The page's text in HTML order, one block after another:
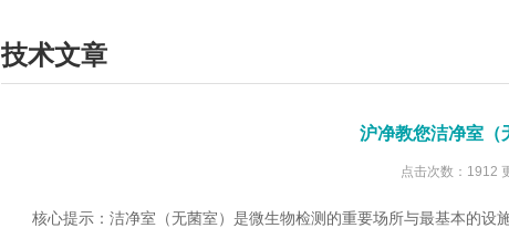
技术文章
沪净教您洁净室（
点击次数：1912
核心提示：洁净室（无菌室）是微生物检测的重要场所与最基本的